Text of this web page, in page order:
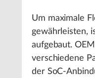
Um maximale
gewährleisten,
aufgebaut.
verschiedene
der SoC-